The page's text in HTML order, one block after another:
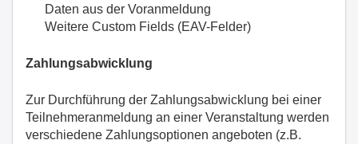
Daten aus der Voranmeldung
Weitere Custom Fields (EAV-Felder)
Zahlungsabwicklung
Zur Durchführung der Zahlungsabwicklung bei einer
Teilnehmeranmeldung an einer Veranstaltung werden
verschiedene Zahlungsoptionen angeboten (z.B.